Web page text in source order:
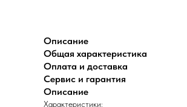
Описание
Общая характеристика
Оплата и доставка
Сервис и гарантия
Описание
Характеристики: